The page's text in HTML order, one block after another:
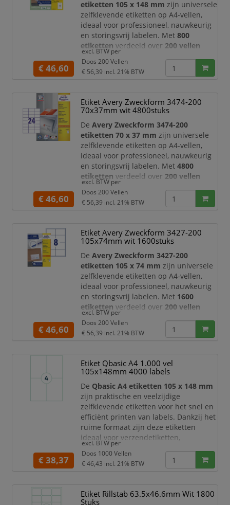
Dankzij het grot
etiketten 105 x 148 mm zijn universele
zelfklevende etiketten op A4-vellen,
ideaal voor professioneel, nauwkeurig
en storingsvrij labelen. Met800
etiketten verdeeld over 200 vellen
beschikt u over een ruime voorraad
voor intensief gebruik op kantoor, in
het magazijn, bij verzending,
productlabeling.
Dankzij het ruime formaat van
148 mmbieden deze Avery Zweckform
etiket
€ 46,60
excl. BTW per
Doos 200 Vellen
€ 56,39 incl. 21% BTW
Etiket Avery Zweckform 3474-200
70x37mm wit 4800stuks
DeAvery Zweckform 3474-200
etiketten 70 x 37 mm zijn universele
zelfklevende etiketten op A4-vellen,
ideaal voor professioneel, nauwkeurig
en storingsvrij labelen. Met4800
etiketten verdeeld over 200 vellen
beschikt u over een ruime voorraad
voor intensief gebruik op kantoor, in
het magazijn, bij verzending,
productlabeling.
Dankzij het praktische formaat van
37 mmzijn deze Avery Zweckform
etiket
€ 46,60
excl. BTW per
Doos 200 Vellen
€ 56,39 incl. 21% BTW
Etiket Avery Zweckform 3427-200
105x74mm wit 1600stuks
DeAvery Zweckform 3427-200
etiketten 105 x 74 mm zijn universele
zelfklevende etiketten op A4-vellen,
ideaal voor professioneel, nauwkeurig
en storingsvrij labelen. Met 1600
etiketten verdeeld over 200 vellen
beschikt u over een ruime voorraad
voor intensief gebruik op kantoor, in
het magazijn, bij verzending,
productlabeling.
Dankzij het formaat van105 x 74 mm
bieden deze Avery Zweckform etiketten
vee
€ 46,60
excl. BTW per
Doos 200 Vellen
€ 56,39 incl. 21% BTW
Etiket Qbasic A4 1.000 vel
105x148mm 4000 labels
De Qbasic A4 etiketten 105 x 148 mm
zijn praktische en veelzijdige
zelfklevende etiketten voor het snel en
efficiënt printen van labels. Dankzij het
ruime formaat zijn deze etiketten
ideaal voor verzendetiketten,
adresetiketten, magazijnlabels,
productlabels en het organiseren van
documenten, dozen of
De etiketten worden geleverd op A4-
€ 38,37
excl. BTW per
Doos 1000 Vellen
€ 46,43 incl. 21% BTW
Etiket Rillstab 63.5x46.6mm Wit 1800
Stuks